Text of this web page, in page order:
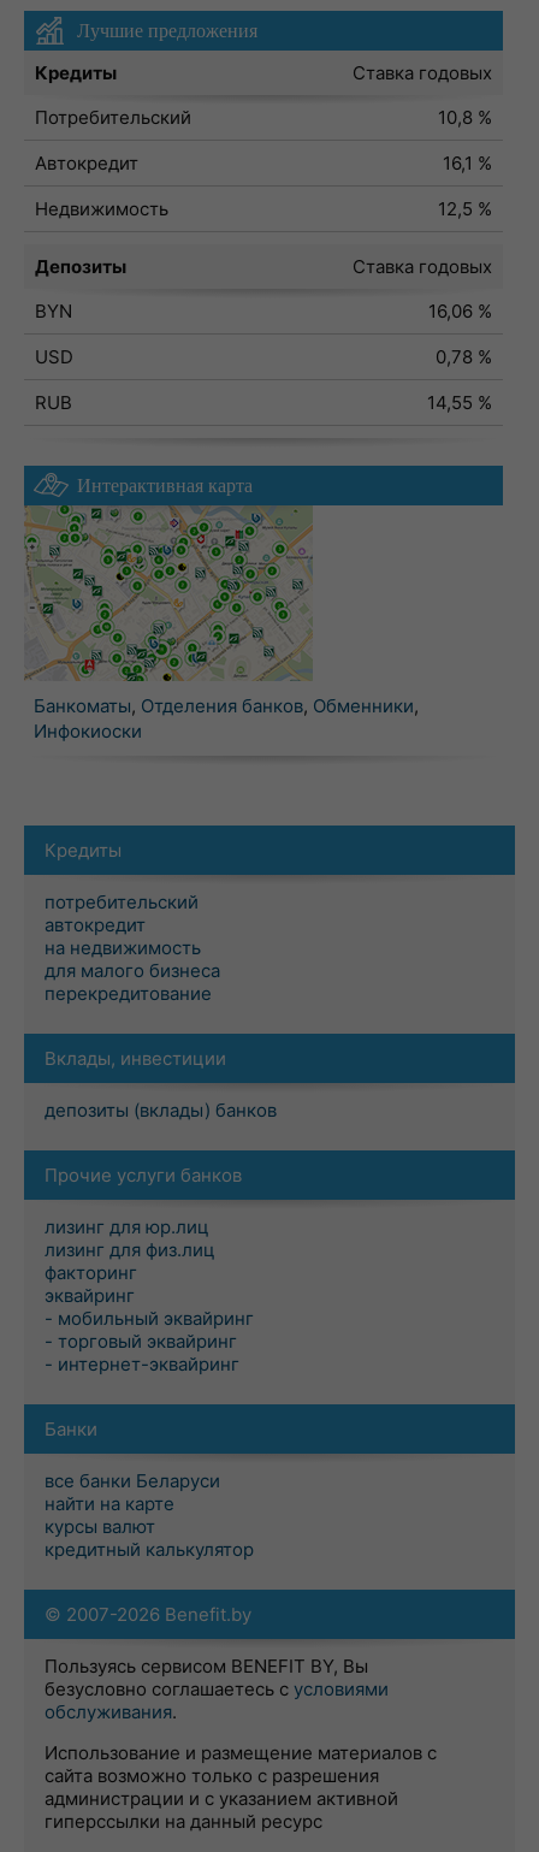
Лучшие предложения
Кредиты
Ставка годовых
Потребительский
10,8 %
Автокредит
16,1 %
Недвижимость
12,5 %
Депозиты
Ставка годовых
BYN
16,06 %
USD
0,78 %
RUB
14,55 %
Интерактивная карта
Банкоматы, Отделения банков, Обменники,
Инфокиоски
Кредиты
потребительский
автокредит
на недвижимость
для малого бизнеса
перекредитование
Вклады, инвестиции
депозиты (вклады) банков
Прочие услуги банков
лизинг для юр.лиц
лизинг для физ.лиц
факторинг
эквайринг
- мобильный эквайринг
- торговый эквайринг
- интернет-эквайринг
Банки
все банки Беларуси
найти на карте
курсы валют
кредитный калькулятор
© 2007-2026 Benefit.by
Пользуясь сервисом BENEFIT BY, Вы
безусловно соглашаетесь с условиями
обслуживания.
Использование и размещение материалов с
сайта возможно только с разрешения
администрации и с указанием активной
гиперссылки на данный ресурс